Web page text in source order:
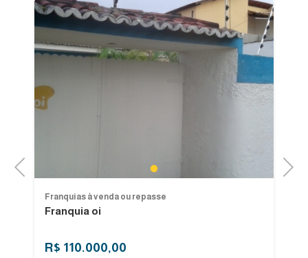
Previous 1
Franquias à venda ou repasse
Franquia oi
R$ 110.000,00
Next